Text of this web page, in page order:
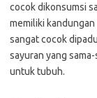
cocok dikonsumsi
memiliki
sangat cocok
sayuran yang
untuk tubuh.